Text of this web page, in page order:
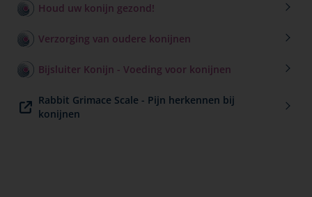
Houd uw konijn gezond!
Verzorging van oudere konijnen
Bijsluiter Konijn - Voeding voor konijnen
Rabbit Grimace Scale - Pijn herkennen bij
konijnen